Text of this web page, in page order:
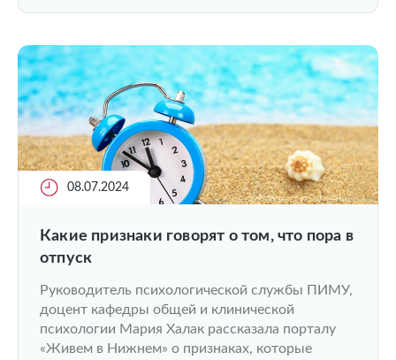
08.07.2024
Какие признаки говорят о том, что пора в
отпуск
Руководитель психологической службы ПИМУ,
доцент кафедры общей и клинической
психологии Мария Халак рассказала порталу
«Живем в Нижнем» о признаках, которые